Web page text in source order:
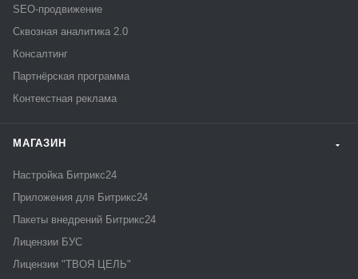
SEO-продвижение
Сквозная аналитика 2.0
Консалтинг
Партнёрская программа
Контекстная реклама
МАГАЗИН
Настройка Битрикс24
Приложения для Битрикс24
Пакеты внедрений Битрикс24
Лицензии БУС
Лицензии "ТВОЯ ЦЕЛЬ"